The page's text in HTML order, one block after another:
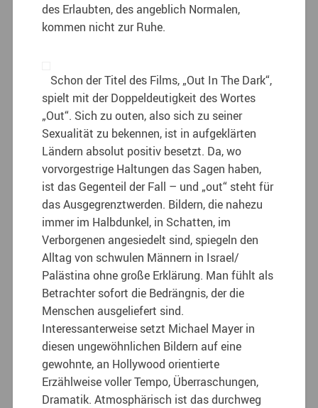
des Erlaubten, des angeblich Normalen,
kommen nicht zur Ruhe.
Schon der Titel des Films, „Out In The Dark“,
spielt mit der Doppeldeutigkeit des Wortes
„Out“. Sich zu outen, also sich zu seiner
Sexualität zu bekennen, ist in aufgeklärten
Ländern absolut positiv besetzt. Da, wo
vorvorgestrige Haltungen das Sagen haben,
ist das Gegenteil der Fall – und „out“ steht für
das Ausgegrenztwerden. Bildern, die nahezu
immer im Halbdunkel, in Schatten, im
Verborgenen angesiedelt sind, spiegeln den
Alltag von schwulen Männern in Israel/
Palästina ohne große Erklärung. Man fühlt als
Betrachter sofort die Bedrängnis, der die
Menschen ausgeliefert sind.
Interessanterweise setzt Michael Mayer in
diesen ungewöhnlichen Bildern auf eine
gewohnte, an Hollywood orientierte
Erzählweise voller Tempo, Überraschungen,
Dramatik. Atmosphärisch ist das durchweg